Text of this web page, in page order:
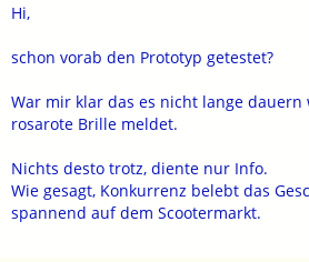
Hi,
schon vorab den Prototyp getestet?
War mir klar das es nicht lange
rosarote Brille meldet.
Nichts desto trotz, diente nur Info.
Wie gesagt, Konkurrenz belebt das
spannend auf dem Scootermarkt.